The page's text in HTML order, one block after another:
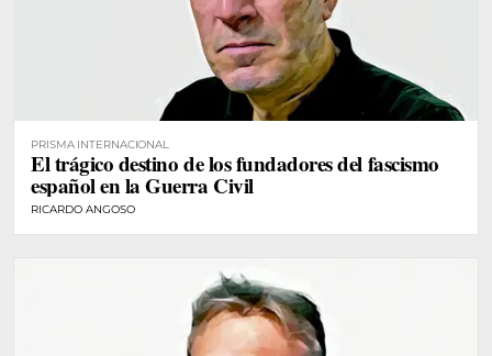
PRISMA INTERNACIONAL
El trágico destino de los fundadores del fascismo
español en la Guerra Civil
RICARDO ANGOSO